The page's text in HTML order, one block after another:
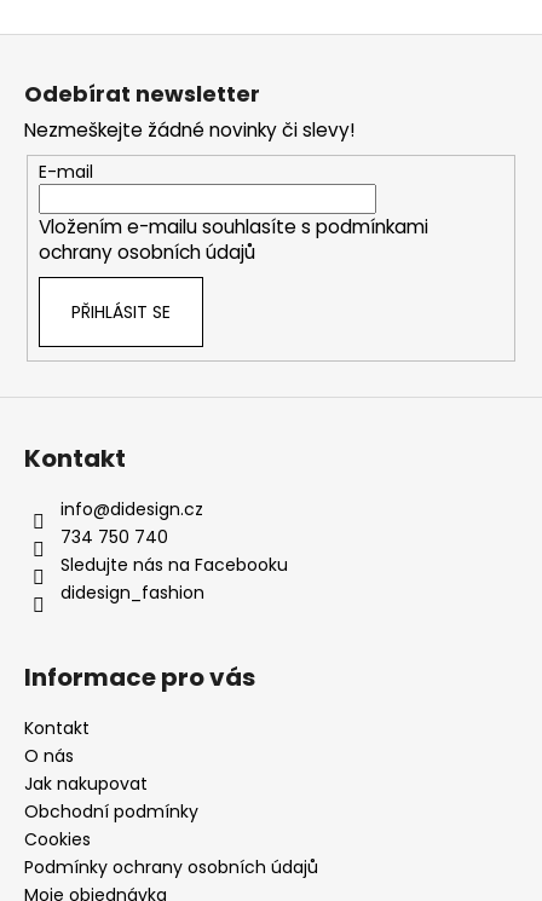
Z
Odebírat newsletter
Nezmeškejte žádné novinky či slevy!
E-mail
Vložením e-mailu souhlasíte s podmínkami
ochrany osobních údajů
PŘIHLÁSIT SE
Kontakt
info@didesign.cz
734 750 740
Sledujte nás na Facebooku
didesign_fashion
Informace pro vás
Kontakt
O nás
Jak nakupovat
Obchodní podmínky
Cookies
Podmínky ochrany osobních údajů
Moje objednávka